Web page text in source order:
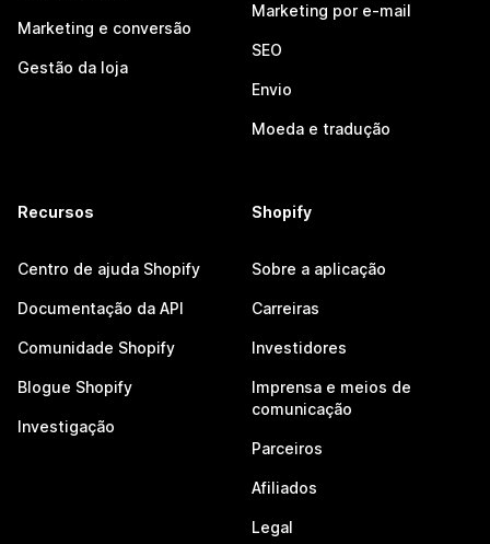
Marketing e conversão
Gestão da loja
Marketing por e-mail
SEO
Envio
Moeda e tradução
Recursos
Centro de ajuda Shopify
Documentação da API
Comunidade Shopify
Blogue Shopify
Investigação
Shopify
Sobre a aplicação
Carreiras
Investidores
Imprensa e meios de
comunicação
Parceiros
Afiliados
Legal